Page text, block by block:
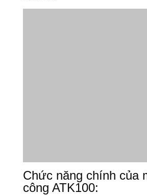
Chức năng chính của
công ATK100: